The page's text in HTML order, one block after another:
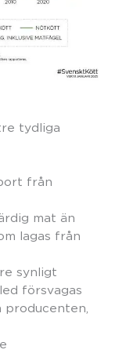
tydliga
från
mat än
lagas från
synligt
försvagas